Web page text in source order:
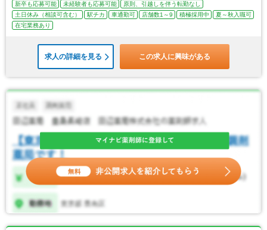
新卒も応募可能 未経験者も応募可能
原則、引越しを伴う転勤なし
土日休み（相談可含む）
駅チカ 車通勤可 店舗数1～9 積極採用中
夏～秋入職可
在宅業務あり
求人の詳細を見る この求人に興味がある